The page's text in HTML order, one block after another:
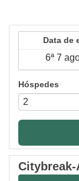
Data de
Hóspedes